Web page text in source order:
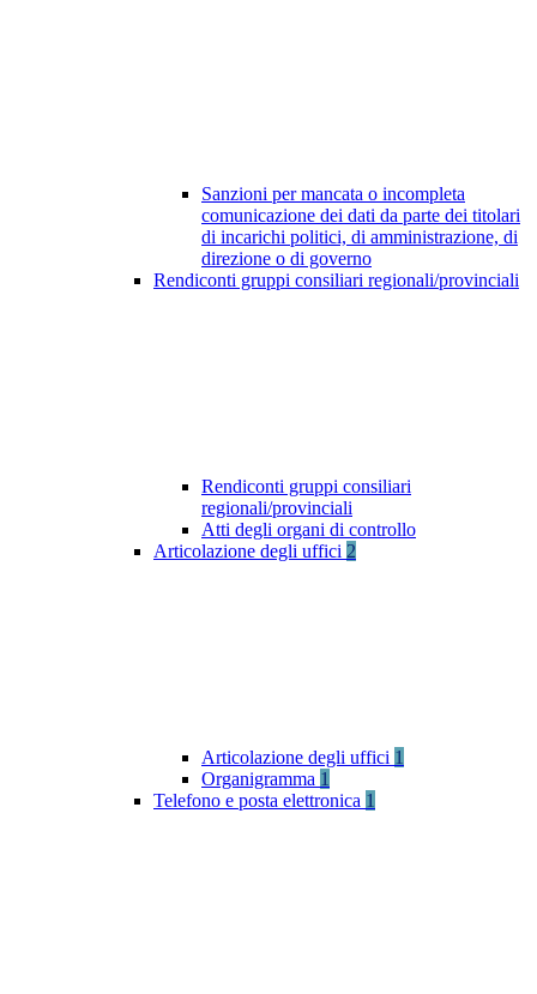
Sanzioni per mancata o incompleta
comunicazione dei dati da parte dei titolari
di incarichi politici, di amministrazione, di
direzione o di governo
Rendiconti gruppi consiliari regionali/provinciali
Rendiconti gruppi consiliari
regionali/provinciali
Atti degli organi di controllo
Articolazione degli uffici 2
Articolazione degli uffici 1
Organigramma 1
Telefono e posta elettronica 1